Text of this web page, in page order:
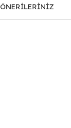
ÖNERİLERİNİZ